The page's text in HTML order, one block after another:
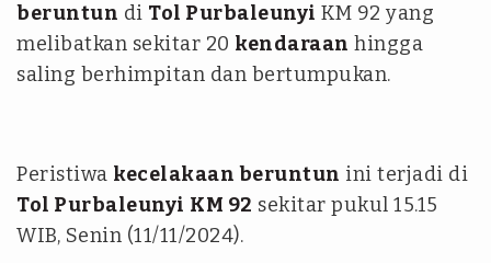
beruntun di Tol Purbaleunyi KM 92 yang
melibatkan sekitar 20 kendaraan hingga
saling berhimpitan dan bertumpukan.
Peristiwa kecelakaan beruntun ini terjadi di
Tol Purbaleunyi KM 92 sekitar pukul 15.15
WIB, Senin (11/11/2024).